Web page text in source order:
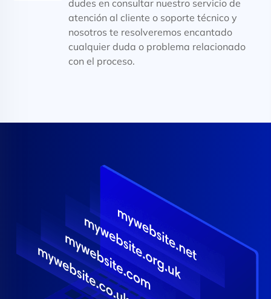
dudes en consultar nuestro servicio de
atención al cliente o soporte técnico y
nosotros te resolveremos encantado
cualquier duda o problema relacionado
con el proceso.